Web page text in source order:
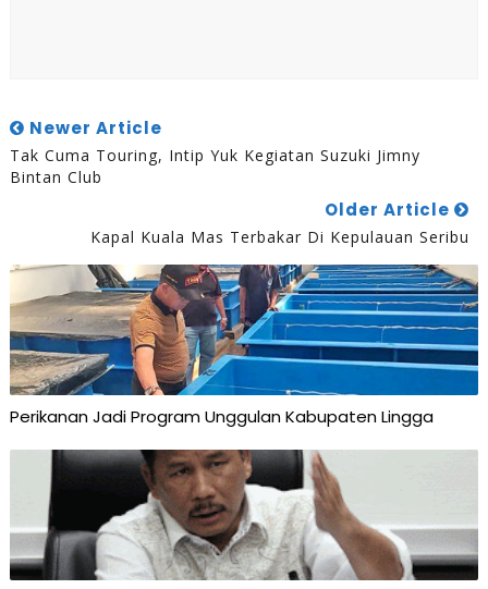
Newer Article
Tak Cuma Touring, Intip Yuk Kegiatan Suzuki Jimny
Bintan Club
Older Article
Kapal Kuala Mas Terbakar Di Kepulauan Seribu
Perikanan Jadi Program Unggulan Kabupaten Lingga